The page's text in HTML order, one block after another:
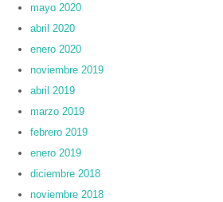
mayo 2020
abril 2020
enero 2020
noviembre 2019
abril 2019
marzo 2019
febrero 2019
enero 2019
diciembre 2018
noviembre 2018